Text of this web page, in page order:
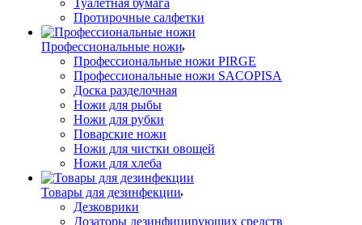
Туалетная бумага
Протирочные салфетки
Профессиональные ножи
Профессиональные ножи PIRGE
Профессиональные ножи SACOPISA
Доска разделочная
Ножи для рыбы
Ножи для рубки
Поварские ножи
Ножи для чистки овощей
Ножи для хлеба
Товары для дезинфекции
Дезковрики
Дозаторы дезинфицирующих средств